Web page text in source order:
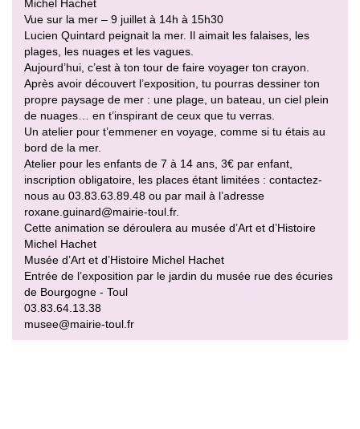
Michel Hachet
Vue sur la mer – 9 juillet à 14h à 15h30
Lucien Quintard peignait la mer. Il aimait les falaises, les
plages, les nuages et les vagues.
Aujourd’hui, c’est à ton tour de faire voyager ton crayon.
Après avoir découvert l’exposition, tu pourras dessiner ton
propre paysage de mer : une plage, un bateau, un ciel plein
de nuages… en t’inspirant de ceux que tu verras.
Un atelier pour t’emmener en voyage, comme si tu étais au
bord de la mer.
Atelier pour les enfants de 7 à 14 ans, 3€ par enfant,
inscription obligatoire, les places étant limitées : contactez-
nous au 03.83.63.89.48 ou par mail à l’adresse
roxane.guinard@mairie-toul.fr.
Cette animation se déroulera au musée d’Art et d’Histoire
Michel Hachet
Musée d’Art et d’Histoire Michel Hachet
Entrée de l’exposition par le jardin du musée rue des écuries
de Bourgogne - Toul
03.83.64.13.38
musee@mairie-toul.fr